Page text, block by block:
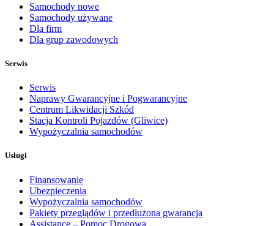
Samochody nowe
Samochody używane
Dla firm
Dla grup zawodowych
Serwis
Serwis
Naprawy Gwarancyjne i Pogwarancyjne
Centrum Likwidacji Szkód
Stacja Kontroli Pojazdów (Gliwice)
Wypożyczalnia samochodów
Usługi
Finansowanie
Ubezpieczenia
Wypożyczalnia samochodów
Pakiety przeglądów i przedłużona gwarancja
Assistance – Pomoc Drogowa